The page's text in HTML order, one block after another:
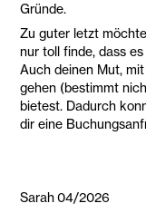
Gründe.
Zu guter letzt
nur toll finde, dass
Auch deinen Mut,
gehen (bestimmt
bietest. Dadurch
dir eine
Sarah 04/2026